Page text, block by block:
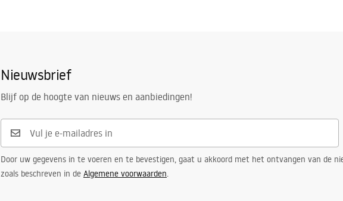
Nieuwsbrief
Blijf op de hoogte van nieuws en aanbiedingen!
Door uw gegevens in te voeren en te bevestigen, gaat u akkoord met het ontvangen van de
zoals beschreven in de Algemene voorwaarden.